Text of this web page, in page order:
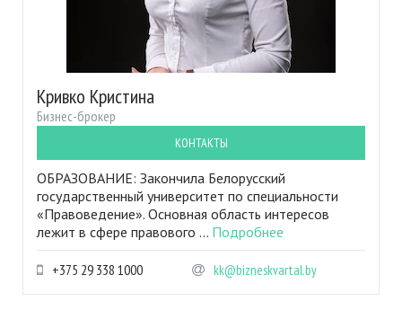
Кривко Кристина
Бизнес-брокер
КОНТАКТЫ
ОБРАЗОВАНИЕ: Закончила Белорусский
государственный университет по специальности
«Правоведение». Основная область интересов
лежит в сфере правового ... Подробнее
+375 29 338 1000 kk@bizneskvartal.by